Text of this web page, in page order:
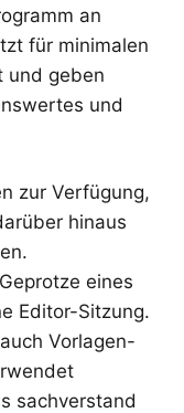
an
für minimalen
und geben
und
zur Verfügung,
hinaus
eines
Editor-Sitzung.
Vorlagen-
sachverstand